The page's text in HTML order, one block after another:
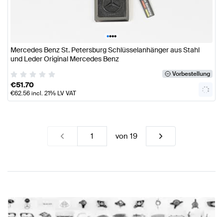
••••
Mercedes Benz St. Petersburg Schlüsselanhänger aus Stahl
und Leder Original Mercedes Benz
Vorbestellung
€51.70
€62.56incl. 21% LV VAT
von 19